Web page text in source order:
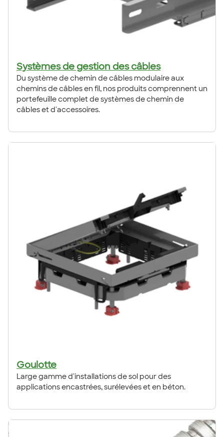
Systèmes de gestion des câbles
Du système de chemin de câbles modulaire aux
chemins de câbles en fil, nos produits comprennent un
portefeuille complet de systèmes de chemin de
câbles et d'accessoires.
Goulotte
Large gamme d'installations de sol pour des
applications encastrées, surélevées et en béton.